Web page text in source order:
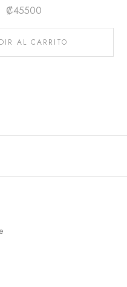
₡45500
AL CARRITO